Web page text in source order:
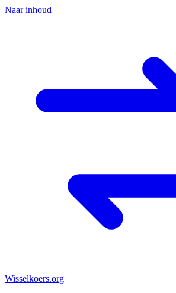
Naar inhoud
Wisselkoers.org